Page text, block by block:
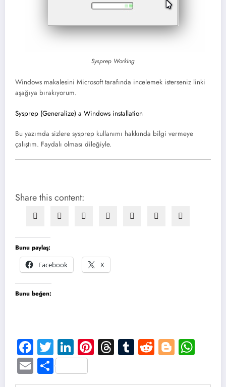
Sysprep Working
Windows makalesini Microsoft tarafında incelemek isterseniz linki
aşağıya bırakıyorum.
Sysprep (Generalize) a Windows installation
Bu yazımda sizlere sysprep kullanımı hakkında bilgi vermeye
çalıştım. Faydalı olması dileğiyle.
Share this content:
Bunu paylaş:
Facebook
X
Bunu beğen:
Facebook
TwitterLinkedIn
Pinterest
Threads
Tumblr
Reddit
EmailShare